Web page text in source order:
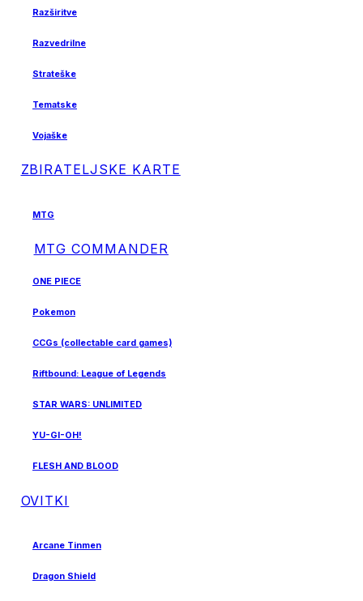
Razširitve
Razvedrilne
Strateške
Tematske
Vojaške
ZBIRATELJSKE KARTE
MTG
MTG COMMANDER
ONE PIECE
Pokemon
CCGs (collectable card games)
Riftbound: League of Legends
STAR WARS: UNLIMITED
YU-GI-OH!
FLESH AND BLOOD
OVITKI
Arcane Tinmen
Dragon Shield